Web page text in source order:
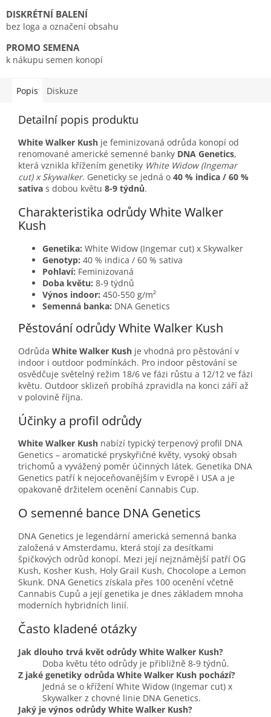
DISKRÉTNÍ BALENÍ
bez loga a označení obsahu
PROMO SEMENA
k nákupu semen konopí
Popis Diskuze
Detailní popis produktu
White Walker Kush je feminizovaná odrůda konopí od
renomované americké semenné banky DNA Genetics,
která vznikla křížením genetiky White Widow (Ingemar
cut) x Skywalker. Geneticky se jedná o 40 % indica / 60 %
sativa s dobou květu 8-9 týdnů.
Charakteristika odrůdy White Walker
Kush
Genetika: White Widow (Ingemar cut) x Skywalker
Genotyp: 40 % indica / 60 % sativa
Pohlaví: Feminizovaná
Doba květu: 8-9 týdnů
Výnos indoor: 450-550 g/m²
Semenná banka: DNA Genetics
Pěstování odrůdy White Walker Kush
Odrůda White Walker Kush je vhodná pro pěstování v
indoor i outdoor podmínkách. Pro indoor pěstování se
osvědčuje světelný režim 18/6 ve fázi růstu a 12/12 ve fázi
květu. Outdoor sklizeň probíhá zpravidla na konci září až
v polovině října.
Účinky a profil odrůdy
White Walker Kush nabízí typický terpenový profil DNA
Genetics – aromatické pryskyřičné květy, vysoký obsah
trichomů a vyvážený poměr účinných látek. Genetika DNA
Genetics patří k nejoceňovanějším v Evropě i USA a je
opakovaně držitelem ocenění Cannabis Cup.
O semenné bance DNA Genetics
DNA Genetics je legendární americká semenná banka
založená v Amsterdamu, která stojí za desítkami
špičkových odrůd konopí. Mezi její nejznámější patří OG
Kush, Kosher Kush, Holy Grail Kush, Chocolope a Lemon
Skunk. DNA Genetics získala přes 100 ocenění včetně
Cannabis Cupů a její genetika je dnes základem mnoha
moderních hybridních linií.
Často kladené otázky
Jak dlouho trvá květ odrůdy White Walker Kush?
Doba květu této odrůdy je přibližně 8-9 týdnů.
Z jaké genetiky odrůda White Walker Kush pochází?
Jedná se o křížení White Widow (Ingemar cut) x
Skywalker z chovné linie DNA Genetics.
Jaký je výnos odrůdy White Walker Kush?